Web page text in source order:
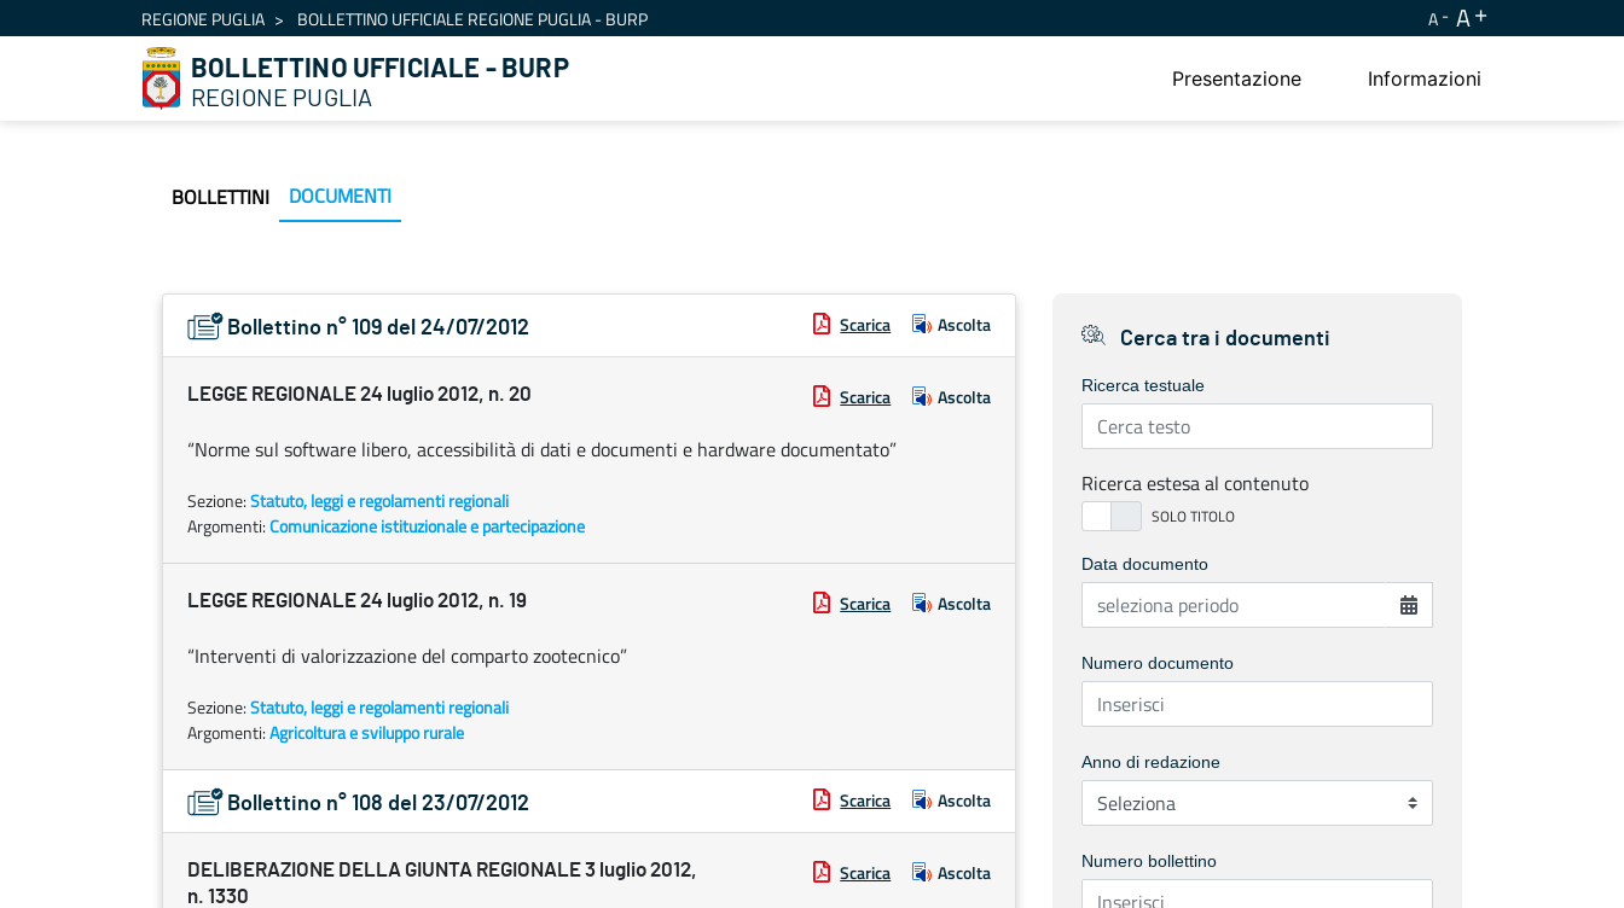
Skip to ContentREGIONE PUGLIA BOLLETTINO UFFICIALE REGIONE PUGLIA - BURP A A
BOLLETTINO UFFICIALE - BURP
REGIONE PUGLIA
Presentazione Informazioni
BOLLETTINI DOCUMENTI
Bollettino n° 109 del 24/07/2012 Scarica Ascolta
LEGGE REGIONALE 24 luglio 2012, n. 20 Scarica Ascolta
“Norme sul software libero, accessibilità di dati e documenti e hardware documentato”
Sezione:Statuto, leggi e regolamenti regionali
Argomenti:Comunicazione istituzionale e partecipazione
LEGGE REGIONALE 24 luglio 2012, n. 19 Scarica Ascolta
“Interventi di valorizzazione del comparto zootecnico”
Sezione:Statuto, leggi e regolamenti regionali
Argomenti:Agricoltura e sviluppo rurale
Bollettino n° 108 del 23/07/2012 Scarica Ascolta
DELIBERAZIONE DELLA GIUNTA REGIONALE 3 luglio 2012,
n. 1330
Scarica Ascolta
Cerca tra i documenti
Ricerca testuale
Ricerca estesa al contenuto
Data documento
Numero documento
Anno di redazione
Numero bollettino